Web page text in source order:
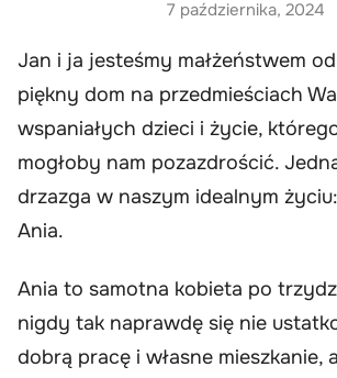
7 października, 2024
Jan i ja jesteśmy małżeństwem
piękny dom na przedmieściach
wspaniałych dzieci i życie,
mogłoby nam pozazdrościć.
drzazga w naszym idealnym
Ania.
Ania to samotna kobieta po
nigdy tak naprawdę się nie
dobrą pracę i własne mieszkanie,